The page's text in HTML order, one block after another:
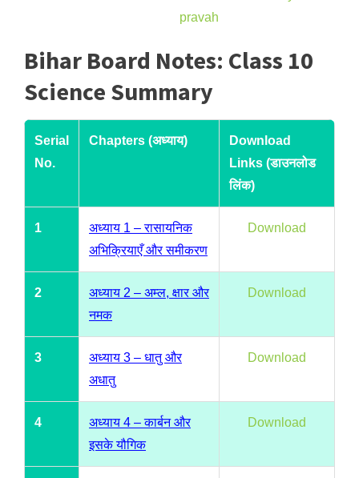
Bihar Board Notes: Class 10
Science Summary
Serial
No.
Chapters (अध्याय)
Download
Links (डाउनलोड
लिंक)
1
अध्याय 1 – रासायनिक
अभिक्रियाएँ और समीकरण
Download
2
अध्याय 2 – अम्ल, क्षार और
नमक
Download
3
अध्याय 3 – धातु और
अधातु
Download
4
अध्याय 4 – कार्बन और
इसके यौगिक
Download